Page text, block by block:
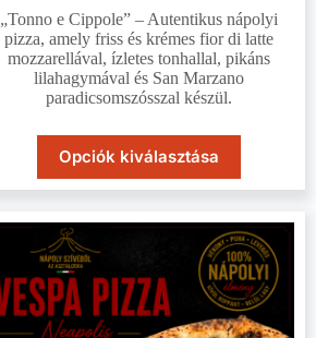
„Tonno e Cippole” – Autentikus nápolyi
pizza, amely friss és krémes fior di latte
mozzarellával, ízletes tonhallal, pikáns
lilahagymával és San Marzano
paradicsomszósszal készül.
Opciók kiválasztása